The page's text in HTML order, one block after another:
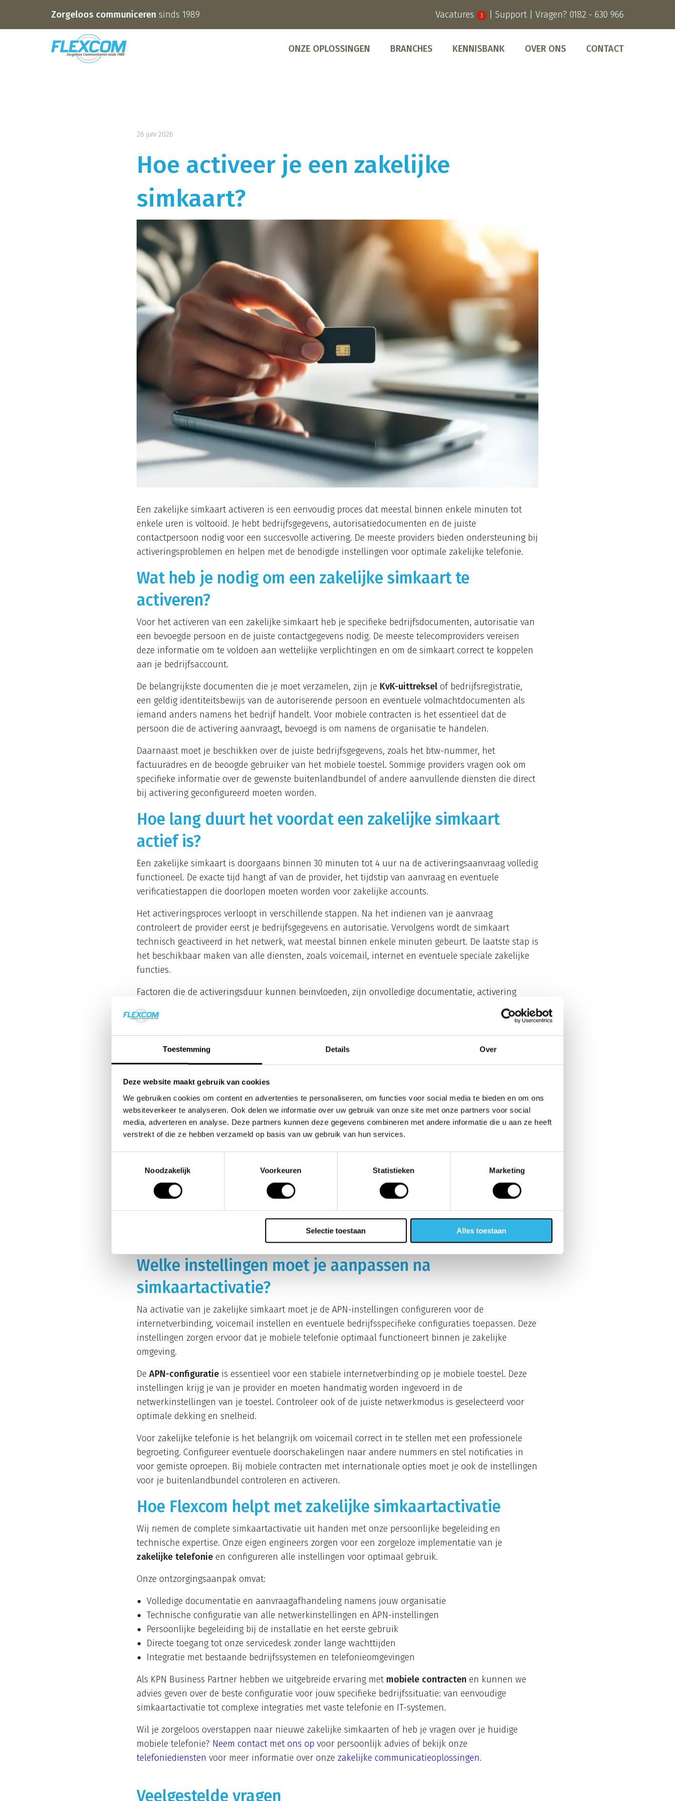
Toestemming Details Over
Deze website maakt gebruik van cookies
We gebruiken cookies om content en advertenties te personaliseren, om functies voor social media te bieden en om ons
websiteverkeer te analyseren. Ook delen we informatie over uw gebruik van onze site met onze partners voor social
media, adverteren en analyse. Deze partners kunnen deze gegevens combineren met andere informatie die u aan ze heeft
verstrekt of die ze hebben verzameld op basis van uw gebruik van hun services.
Noodzakelijk
Voorkeuren Statistieken Marketing
Selectie toestaan Alles toestaan
Zorgeloos communiceren sinds 1989 Vacatures 3 Support | Vragen? 0182 - 630 966
ONZE OPLOSSINGEN BRANCHES KENNISBANK OVER ONS CONTACT
26 juni 2026
Hoe activeer je een zakelijke
simkaart?
Een zakelijke simkaart activeren is een eenvoudig proces dat meestal binnen enkele minuten tot
enkele uren is voltooid. Je hebt bedrijfsgegevens, autorisatiedocumenten en de juiste
contactpersoon nodig voor een succesvolle activering. De meeste providers bieden ondersteuning bij
activeringsproblemen en helpen met de benodigde instellingen voor optimale zakelijke telefonie.
Wat heb je nodig om een zakelijke simkaart te
activeren?
Voor het activeren van een zakelijke simkaart heb je specifieke bedrijfsdocumenten, autorisatie van
een bevoegde persoon en de juiste contactgegevens nodig. De meeste telecomproviders vereisen
deze informatie om te voldoen aan wettelijke verplichtingen en om de simkaart correct te koppelen
aan je bedrijfsaccount.
De belangrijkste documenten die je moet verzamelen, zijn je KvK-uittreksel of bedrijfsregistratie,
een geldig identiteitsbewijs van de autoriserende persoon en eventuele volmachtdocumenten als
iemand anders namens het bedrijf handelt. Voor mobiele contracten is het essentieel dat de
persoon die de activering aanvraagt, bevoegd is om namens de organisatie te handelen.
Daarnaast moet je beschikken over de juiste bedrijfsgegevens, zoals het btw-nummer, het
factuuradres en de beoogde gebruiker van het mobiele toestel. Sommige providers vragen ook om
specifieke informatie over de gewenste buitenlandbundel of andere aanvullende diensten die direct
bij activering geconfigureerd moeten worden.
Hoe lang duurt het voordat een zakelijke simkaart
actief is?
Een zakelijke simkaart is doorgaans binnen 30 minuten tot 4 uur na de activeringsaanvraag volledig
functioneel. De exacte tijd hangt af van de provider, het tijdstip van aanvraag en eventuele
verificatiestappen die doorlopen moeten worden voor zakelijke accounts.
Het activeringsproces verloopt in verschillende stappen. Na het indienen van je aanvraag
controleert de provider eerst je bedrijfsgegevens en autorisatie. Vervolgens wordt de simkaart
technisch geactiveerd in het netwerk, wat meestal binnen enkele minuten gebeurt. De laatste stap is
het beschikbaar maken van alle diensten, zoals voicemail, internet en eventuele speciale zakelijke
functies.
Factoren die de activeringsduur kunnen beïnvloeden, zijn onvolledige documentatie, activering
buiten kantooruren of technische problemen bij de provider. Bij mobiele telefonie voor bedrijven
met complexere configuraties, zoals integratie met bestaande systemen, kan het proces iets langer
duren.
Wat doe je als je zakelijke simkaart niet wil activeren?
Wanneer je zakelijke simkaart niet wil activeren, controleer dan eerst of de simkaart correct in het
mobiele toestel is geplaatst en of het toestel volledig is opgestart. Veel activeringsproblemen
ontstaan door eenvoudige technische oorzaken die je zelf kunt oplossen.
Begin met het controleren van jenetwerkinstellingenen zorg ervoor dat het toestel verbinding kan
geen openstaande vragen zijn van de provider.
Als deze stappen niet helpen, neem dan contact op met de klantenservice van je telecomprovider. Zij
kunnen controleren of de activering correct is verwerkt in hun systemen en eventuele technische
problemen oplossen. Houd je bedrijfsgegevens, simkaartnummer en eventuele foutmeldingen bij de
hand voor een efficiënte probleemoplossing.
Welke instellingen moet je aanpassen na
simkaartactivatie?
Na activatie van je zakelijke simkaart moet je de APN-instellingen configureren voor de
internetverbinding, voicemail instellen en eventuele bedrijfsspecifieke configuraties toepassen. Deze
instellingen zorgen ervoor dat je mobiele telefonie optimaal functioneert binnen je zakelijke
omgeving.
De APN-configuratie is essentieel voor een stabiele internetverbinding op je mobiele toestel. Deze
instellingen krijg je van je provider en moeten handmatig worden ingevoerd in de
netwerkinstellingen van je toestel. Controleer ook of de juiste netwerkmodus is geselecteerd voor
optimale dekking en snelheid.
Voor zakelijke telefonie is het belangrijk om voicemail correct in te stellen met een professionele
begroeting. Configureer eventuele doorschakelingen naar andere nummers en stel notificaties in
voor gemiste oproepen. Bij mobiele contracten met internationale opties moet je ook de instellingen
voor je buitenlandbundel controleren en activeren.
Hoe Flexcom helpt met zakelijke simkaartactivatie
Wij nemen de complete simkaartactivatie uit handen met onze persoonlijke begeleiding en
technische expertise. Onze eigen engineers zorgen voor een zorgeloze implementatie van je
zakelijke telefonie en configureren alle instellingen voor optimaal gebruik.
Onze ontzorgingsaanpak omvat:
Volledige documentatie en aanvraagafhandeling namens jouw organisatie
Technische configuratie van alle netwerkinstellingen en APN-instellingen
Persoonlijke begeleiding bij de installatie en het eerste gebruik
Directe toegang tot onze servicedesk zonder lange wachttijden
Integratie met bestaande bedrijfssystemen en telefonieomgevingen
Als KPN Business Partner hebben we uitgebreide ervaring met mobiele contracten en kunnen we
advies geven over de beste configuratie voor jouw specifieke bedrijfssituatie: van eenvoudige
simkaartactivatie tot complexe integraties met vaste telefonie en IT-systemen.
Wil je zorgeloos overstappen naar nieuwe zakelijke simkaarten of heb je vragen over je huidige
mobiele telefonie? Neem contact met ons op voor persoonlijk advies of bekijk onze
telefoniediensten voor meer informatie over onze zakelijke communicatieoplossingen.
Veelgestelde vragen